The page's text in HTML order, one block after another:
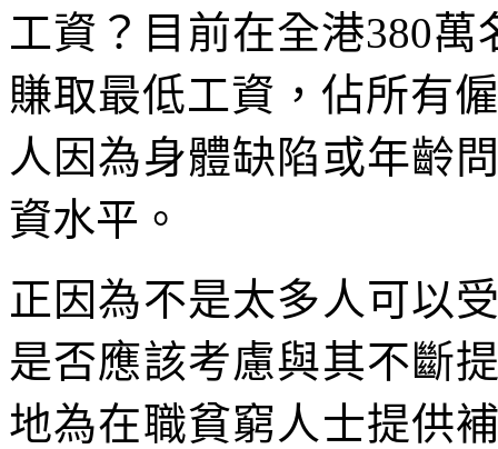
工資？目前在全港380
賺取最低工資，佔所有
人因為身體缺陷或年齡
資水平。
正因為不是太多人可以
是否應該考慮與其不斷
地為在職貧窮人士提供